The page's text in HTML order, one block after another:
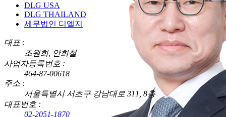
DLG USA
DLG THAILAND
세무법인 디엘지
대표 :
조원희, 안희철
사업자등록번호 :
464-87-00618
주소 :
서울특별시 서초구 강남대로 311, 8층
대표번호 :
02-2051-1870